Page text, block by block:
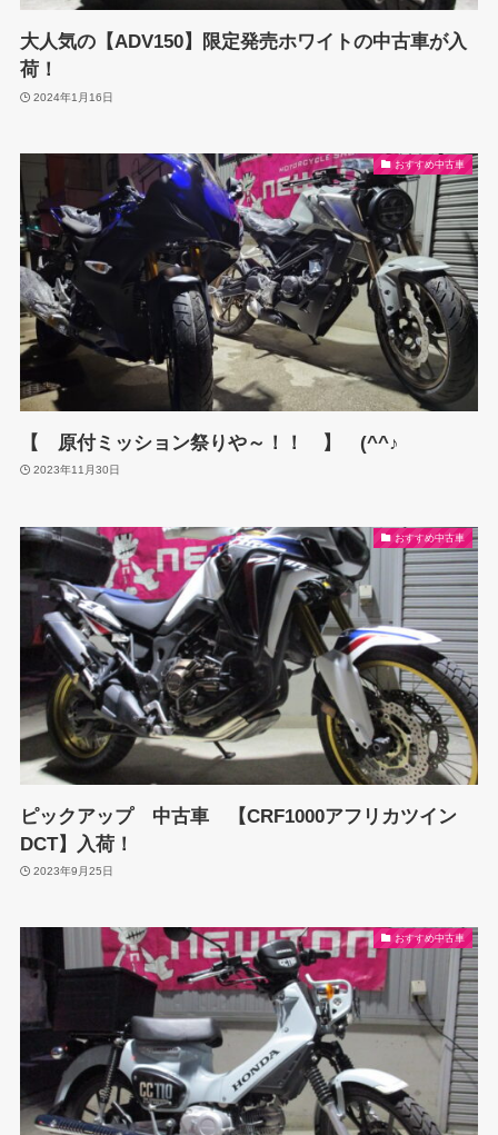
大人気の【ADV150】限定発売ホワイトの中古車が入
荷！
2024年1月16日
おすすめ中古車
【 原付ミッション祭りや～！！ 】 (^^♪
2023年11月30日
おすすめ中古車
ピックアップ 中古車 【CRF1000アフリカツイン
DCT】入荷！
2023年9月25日
おすすめ中古車